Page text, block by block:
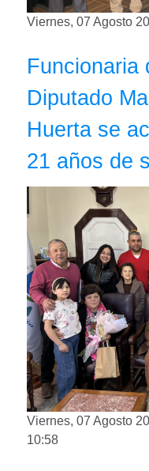
Viernes, 07 Agosto
Funcionaria
Diputado
Huerta se
21 años de
Viernes, 07 Agosto
10:58